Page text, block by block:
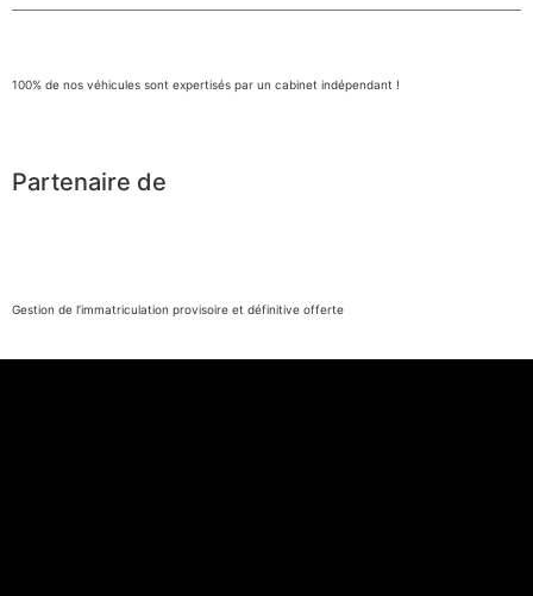
100% de nos véhicules sont expertisés par un cabinet indépendant !
Partenaire de
Gestion de l’immatriculation provisoire et définitive offerte